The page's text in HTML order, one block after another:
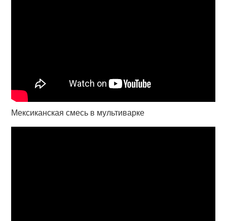
Мексиканская смесь в мультиварке